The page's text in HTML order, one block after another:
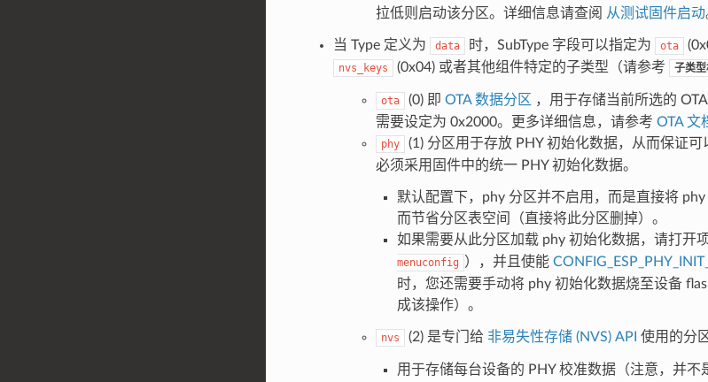
拉低则启动该分区。详细信息请查阅 从测试固件启动
当 Type 定义为 data 时，SubType 字段可以指定为 ota
nvs_keys (0x04) 或者其他组件特定的子类型（请参考 子类
ota (0) 即 OTA 数据分区 ，用于存储当前所选的
需要设定为 0x2000。更多详细信息，请参考 OTA 文
phy
(1) 分区用于存放 PHY 初始化数据，从而保证
必须采用固件中的统一 PHY 初始化数据。
默认配置下，phy 分区并不启用，而是直接将
而节省分区表空间（直接将此分区删掉）。
如果需要从此分区加载 phy 初始化数据，请打开
menuconfig
），并且使能
时，您还需要手动将 phy 初始化数据烧至设备
成该操作）。
nvs (2) 是专门给 非易失性存储 (NVS) API 使用的分区
用于存储每台设备的 PHY 校准数据（注意，并不